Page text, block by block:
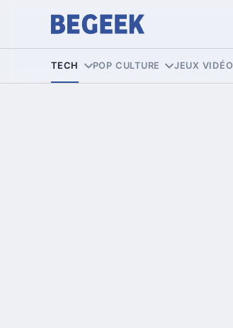
TECH POP CULTURE JEUX VIDÉO